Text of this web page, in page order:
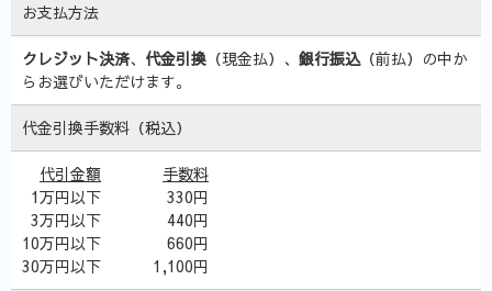
お支払方法
クレジット決済、 代金引換 （現金払）、 銀行振込（前払）の中か
らお選びいただけます。
代金引換手数料（税込）
代引金額
手数料
1万円以下
330円
3万円以下
440円
10万円以下
660円
30万円以下
1,100円